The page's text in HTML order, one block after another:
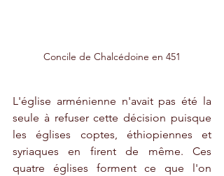
Concile de Chalcédoine en 451
L'église arménienne n'avait pas été la
seule à refuser cette décision puisque
les églises coptes, éthiopiennes et
syriaques en firent de même. Ces
quatre églises forment ce que l'on